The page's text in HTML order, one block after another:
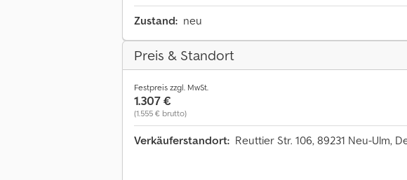
Zustand: neu
Preis & Standort
Festpreis zzgl. MwSt.
1.307 €
(1.555 € brutto)
Verkäuferstandort: Reuttier Str. 106, 89231 Neu-Ulm,